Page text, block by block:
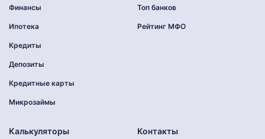
Финансы
Ипотека
Кредиты
Депозиты
Кредитные карты
Микрозаймы
Топ банков
Рейтинг МФО
Калькуляторы Контакты